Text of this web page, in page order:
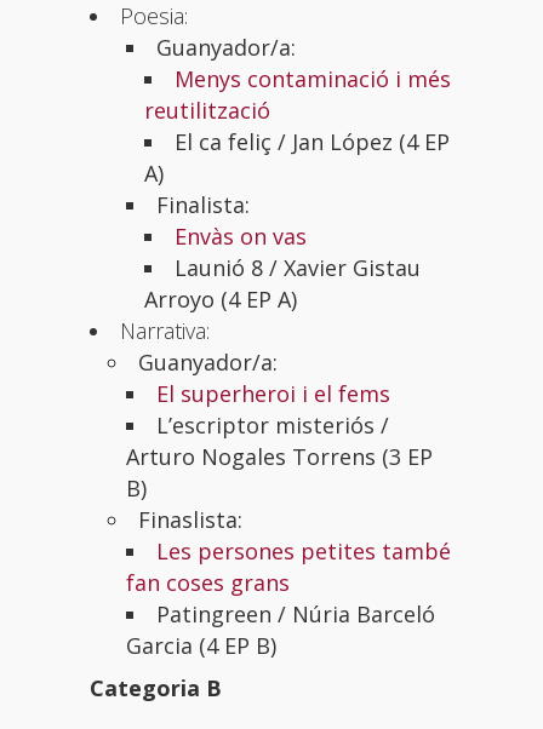
Poesia:
Guanyador/a:
Menys contaminació i més
reutilització
El ca feliç / Jan López (4 EP
A)
Finalista:
Envàs on vas
Launió 8 / Xavier Gistau
Arroyo (4 EP A)
Narrativa:
Guanyador/a:
El superheroi i el fems
L’escriptor misteriós /
Arturo Nogales Torrens (3 EP
B)
Finaslista:
Les persones petites també
fan coses grans
Patingreen / Núria Barceló
Garcia (4 EP B)
Categoria B